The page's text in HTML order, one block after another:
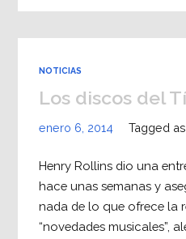
NOTICIAS
Los discos del
enero 6, 2014 Tagged
Henry Rollins dio una
hace unas semanas y
nada de lo que ofrece la
“novedades musicales”,